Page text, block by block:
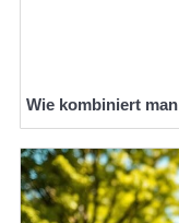
Wie kombiniert